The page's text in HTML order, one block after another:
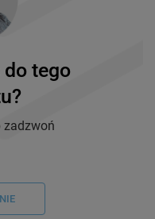
tego
zadzwoń